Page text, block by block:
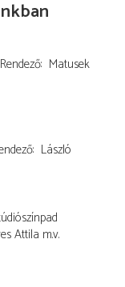
Rendező Matusek
László
Attila m.v.